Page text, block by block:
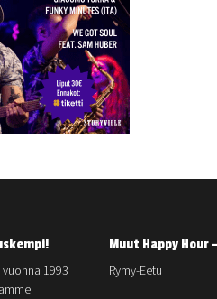
1993
Muut Happy
Rymy-Eetu